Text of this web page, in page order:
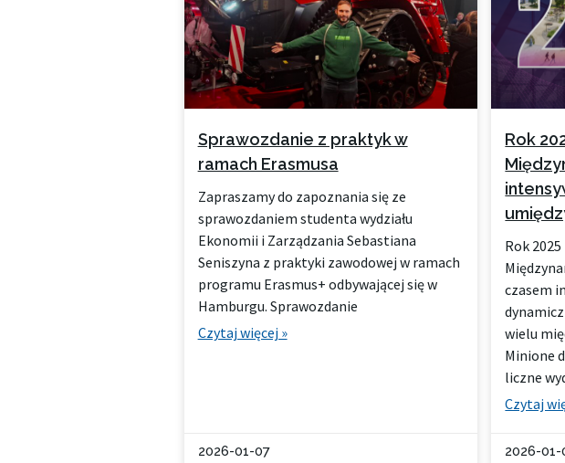
Sprawozdanie z praktyk w
ramach Erasmusa
Zapraszamy do zapoznania się ze
sprawozdaniem studenta wydziału
Ekonomii i Zarządzania Sebastiana
Seniszyna z praktyki zawodowej w ramach
programu Erasmus+ odbywającej się w
Hamburgu. Sprawozdanie
Czytaj więcej »
2026-01-07
Rok
Rok 2025
czasem
wielu
Minione
liczne
Czytaj
2026-01-
o
n
a
o
n
o
n
a